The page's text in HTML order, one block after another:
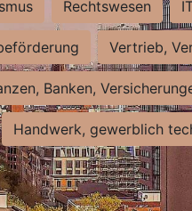
Rechtswesen
Vertrieb,
Banken,
Handwerk, gewerblich